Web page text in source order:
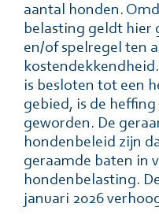
aantal honden.
belasting geldt hier
en/of spelregel ten
is besloten tot een
gebied, is de
geworden. De
hondenbeleid zĳn
geraamde baten in
hondenbelasting.
januari 2026